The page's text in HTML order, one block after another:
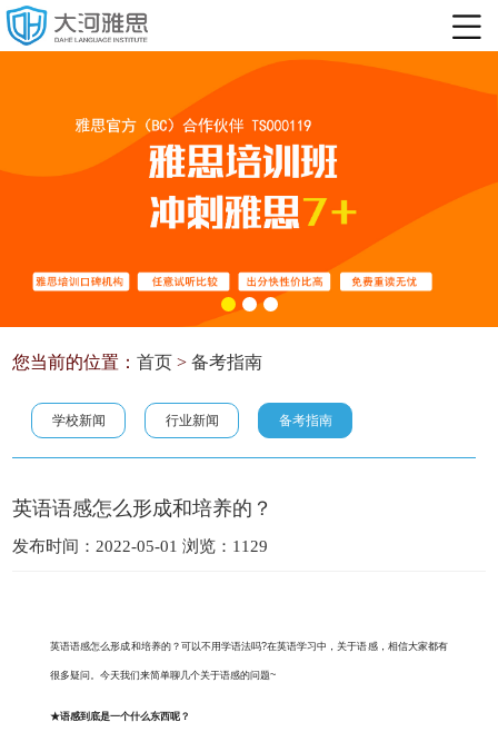
您当前的位置：首页 >备考指南
学校新闻 行业新闻 备考指南
英语语感怎么形成和培养的？
发布时间：2022-05-01 浏览：1129
英语语感怎么形成和培养的？可以不用学语法吗?在英语学习中，关于语感，相信大家都有
很多疑问。今天我们来简单聊几个关于语感的问题~
★语感到底是一个什么东西呢？